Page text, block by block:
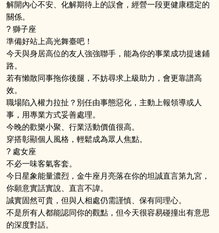
解開內心不安、化解期待上的誤會，經營一段更健康穩定的
關係。
? 獅子座
準備好站上高光舞臺吧！
今天與身居高位的友人強強聯手，能為你的事業成功提速鋪
路。
若有懶散同事拖你後腿，不妨尋求上級助力，會更靠譜高
效。
職場陷入權力拉扯？別任由事態惡化，主動上報領導或人
事，用專業方式妥善處理。
今晚的歡樂小聚、行業活動價值很高。
穿搭彰顯個人風格，輕鬆成為眾人焦點。
? 處女座
不必一味客氣客套。
今日星象能量濃烈，金牛座月亮落在你的坦誠直言第九宮，
你願意實話實說、直言不諱。
誠實固然可貴，但與人相處仍需謹慎、保有同理心。
不是所有人都能認同你的觀點，但今天很容易碰撞出有意思
的深度對話。